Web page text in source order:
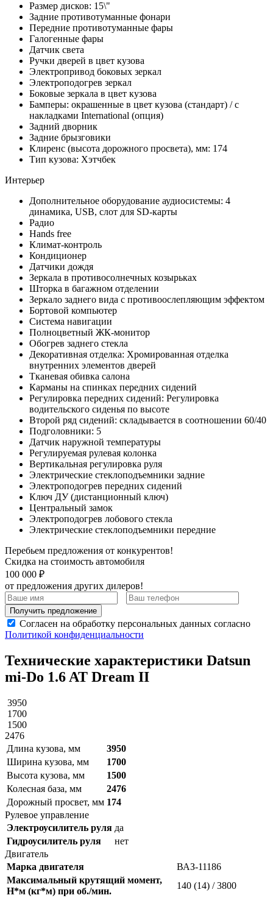
Размер дисков: 15\"
Задние противотуманные фонари
Передние противотуманные фары
Галогенные фары
Датчик света
Ручки дверей в цвет кузова
Электропривод боковых зеркал
Электроподогрев зеркал
Боковые зеркала в цвет кузова
Бамперы: окрашенные в цвет кузова (стандарт) / с
накладками International (опция)
Задний дворник
Задние брызговики
Клиренс (высота дорожного просвета), мм: 174
Тип кузова: Хэтчбек
Интерьер
Дополнительное оборудование аудиосистемы: 4
динамика, USB, слот для SD-карты
Радио
Hands free
Климат-контроль
Кондиционер
Датчики дождя
Зеркала в противосолнечных козырьках
Шторка в багажном отделении
Зеркало заднего вида с противоослепляющим эффектом
Бортовой компьютер
Система навигации
Полноцветный ЖК-монитор
Обогрев заднего стекла
Декоративная отделка: Хромированная отделка
внутренних элементов дверей
Тканевая обивка салона
Карманы на спинках передних сидений
Регулировка передних сидений: Регулировка
водительского сиденья по высоте
Второй ряд сидений: складывается в соотношении 60/40
Подголовники: 5
Датчик наружной температуры
Регулируемая рулевая колонка
Вертикальная регулировка руля
Электрические стеклоподъемники задние
Электроподогрев передних сидений
Ключ ДУ (дистанционный ключ)
Центральный замок
Электроподогрев лобового стекла
Электрические стеклоподъемники передние
Перебьем предложения от конкурентов!
Скидка на стоимость автомобиля
100 000 ₽
от предложения других дилеров!
Получить предложение
Согласен на обработку персональных данных согласно
Политикой конфиденциальности
Технические характеристики Datsun
mi-Do 1.6 AT Dream II
3950
1700
1500
2476
Длина кузова, мм
3950
Ширина кузова, мм
1700
Высота кузова, мм
1500
Колесная база, мм
2476
Дорожный просвет, мм 174
Рулевое управление
Электроусилитель руля да
Гидроусилитель руля
нет
Двигатель
Марка двигателя
ВАЗ-11186
Максимальный крутящий момент,
Н*м (кг*м) при об./мин.
140 (14) / 3800